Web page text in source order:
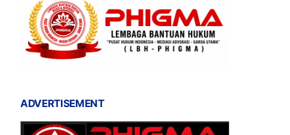
ADVERTISEMENT